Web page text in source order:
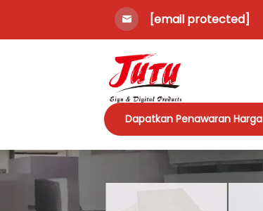
[email protected]
Dapatkan Penawaran Harga